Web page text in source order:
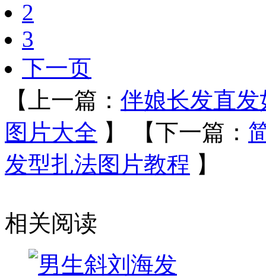
2
3
下一页
【上一篇： 伴娘长发直
图片大全 】 【下一篇：
发型扎法图片教程 】
相关阅读